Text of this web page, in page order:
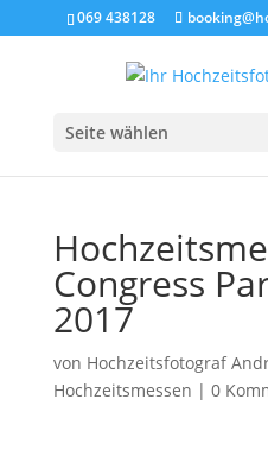
069 438128
Seite wählen
Congress
2017
von Hochzeitsfotograf
Hochzeitsmessen | 0